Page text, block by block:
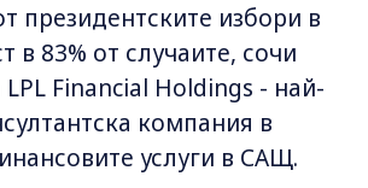
президентските избори в
в 83% от случаите, сочи
Financial Holdings - най-
компания в
услуги в САЩ.